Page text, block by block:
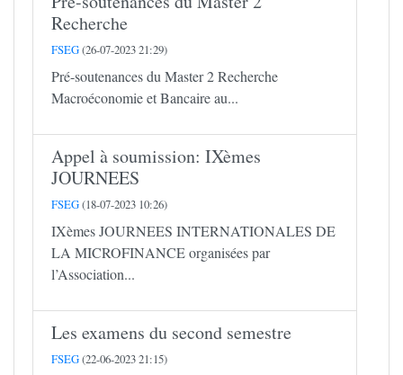
Recherche
FSEG(26-07-2023 21:29)
Pré-soutenances du Master 2 Recherche
Macroéconomie et Bancaire au...
Appel à soumission: IXèmes
JOURNEES
FSEG(18-07-2023 10:26)
IXèmes JOURNEES INTERNATIONALES DE
LA MICROFINANCE organisées par
l’Association...
Les examens du second semestre
FSEG(22-06-2023 21:15)